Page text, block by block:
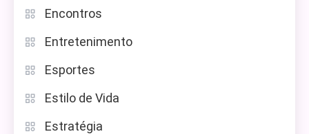
Encontros
Entretenimento
Esportes
Estilo de Vida
Estratégia